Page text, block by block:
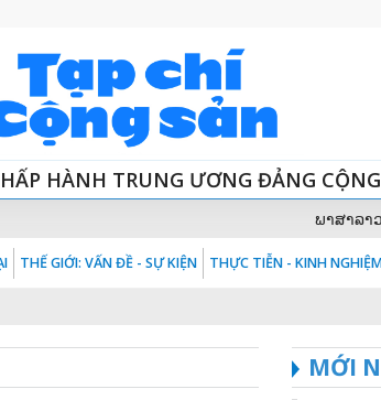
HÀNH TRUNG ƯƠNG ĐẢNG
ພາສາລາວ
THẾ GIỚI: VẤN ĐỀ - SỰ KIỆN THỰC TIỄN - KINH
MỚI